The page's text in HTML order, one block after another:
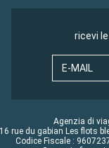
ricevi
E-MAIL
Agenzia di
16 rue du gabian Les flots
Codice Fiscale :